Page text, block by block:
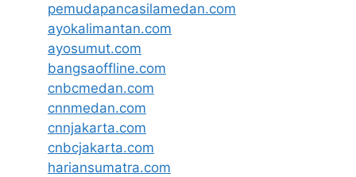
pemudapancasilamedan.com
ayokalimantan.com
ayosumut.com
bangsaoffline.com
cnbcmedan.com
cnnmedan.com
cnnjakarta.com
cnbcjakarta.com
hariansumatra.com